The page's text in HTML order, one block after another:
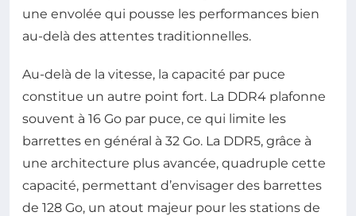
une envolée qui pousse les performances bien
au-delà des attentes traditionnelles.
Au-delà de la vitesse, la capacité par puce
constitue un autre point fort. La DDR4 plafonne
souvent à 16 Go par puce, ce qui limite les
barrettes en général à 32 Go. La DDR5, grâce à
une architecture plus avancée, quadruple cette
capacité, permettant d’envisager des barrettes
de 128 Go, un atout majeur pour les stations de